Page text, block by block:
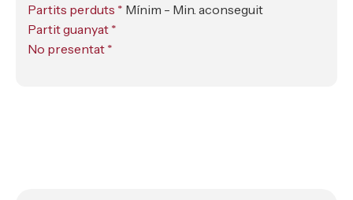
Partits perduts * Mínim - Min. aconseguit
Partit guanyat *
No presentat *